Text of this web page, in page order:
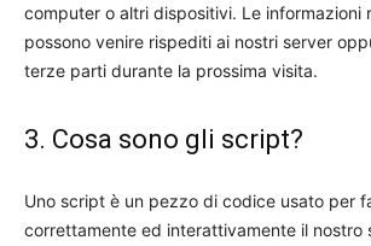
computer o altri dispositivi. Le informazioni
possono venire rispediti ai nostri server
terze parti durante la prossima visita.
3. Cosa sono gli script?
Uno script è un pezzo di codice usato per
correttamente ed interattivamente il nostro